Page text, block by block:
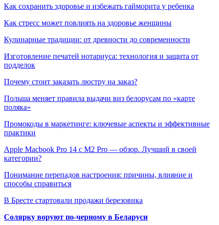
Как сохранить здоровье и избежать гайморита у ребенка
Как стресс может повлиять на здоровье женщины
Кулинарные традиции: от древности до современности
Изготовление печатей нотариуса: технология и защита от
подделок
Почему стоит заказать люстру на заказ?
Польша меняет правила выдачи виз белорусам по «карте
поляка»
Промокоды в маркетинге: ключевые аспекты и эффективные
практики
Apple Macbook Pro 14 с M2 Pro — обзор. Лучший в своей
категории?
Понимание перепадов настроения: причины, влияние и
способы справиться
В Бресте стартовали продажи березовика
Солярку воруют по-черному в Беларуси